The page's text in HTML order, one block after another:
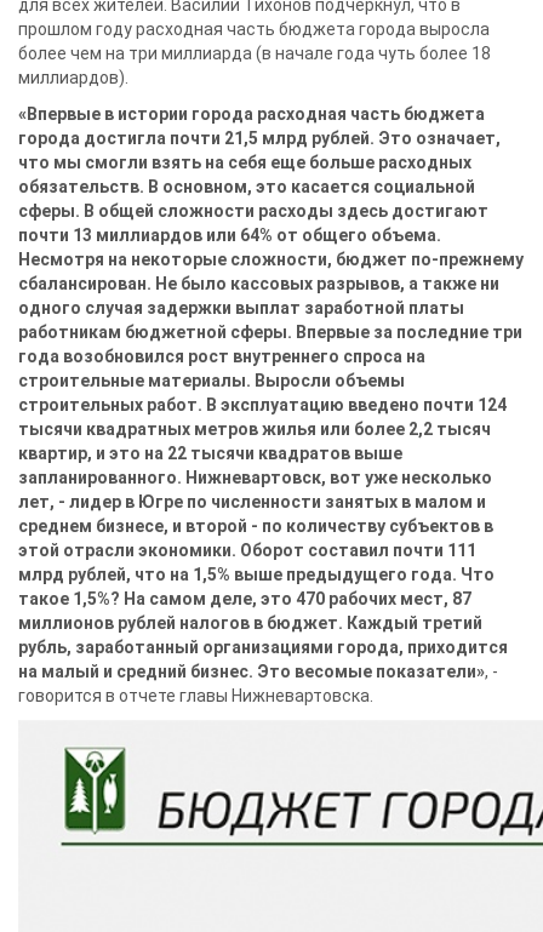
для всех жителей. Василий Тихонов подчеркнул, что в
прошлом году расходная часть бюджета города выросла
более чем на три миллиарда (в начале года чуть более 18
миллиардов).
«Впервые в истории города расходная часть бюджета
города достигла почти 21,5 млрд рублей. Это означает,
что мы смогли взять на себя еще больше расходных
обязательств. В основном, это касается социальной
сферы. В общей сложности расходы здесь достигают
почти 13 миллиардов или 64% от общего объема.
Несмотря на некоторые сложности, бюджет по-прежнему
сбалансирован. Не было кассовых разрывов, а также ни
одного случая задержки выплат заработной платы
работникам бюджетной сферы. Впервые за последние три
года возобновился рост внутреннего спроса на
строительные материалы. Выросли объемы
строительных работ. В эксплуатацию введено почти 124
тысячи квадратных метров жилья или более 2,2 тысяч
квартир, и это на 22 тысячи квадратов выше
запланированного. Нижневартовск, вот уже несколько
лет, - лидер в Югре по численности занятых в малом и
среднем бизнесе, и второй - по количеству субъектов в
этой отрасли экономики. Оборот составил почти 111
млрд рублей, что на 1,5% выше предыдущего года. Что
такое 1,5%? На самом деле, это 470 рабочих мест, 87
миллионов рублей налогов в бюджет. Каждый третий
рубль, заработанный организациями города, приходится
на малый и средний бизнес. Это весомые показатели», -
говорится в отчете главы Нижневартовска.